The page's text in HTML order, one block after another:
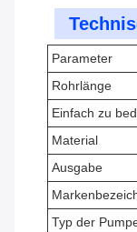
Parameter
Rohrlänge
Einfach zu
Material
Ausgabe
Typ der